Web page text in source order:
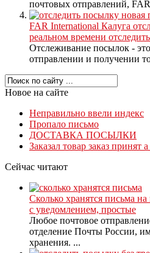
почтовых отправлений,
FAR International Калуга
реальном времени
Отслеживание посылок -
отправлении и получении
Новое на сайте
Неправильно ввели индекс
Пропало письмо
ДОСТАВКА ПОСЫЛКИ
Заказал товар заказ принят
Сейчас читают
Сколько хранятся письма
с уведомлением, простые
Любое почтовое
отделение Почты России,
хранения. ...